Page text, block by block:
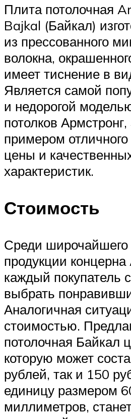
Плита потолочная
Bajkal (Байкал)
из прессованного
волокна,
имеет тиснение в
Является самой
и недорогой
потолков
примером отличного
цены и
характеристик.
Стоимость
Среди широчайшего
продукции
каждый покупатель
выбрать
Аналогичная
стоимостью.
потолочная Байкал
которую может
рублей, так и 150
единицу размером
миллиметров,